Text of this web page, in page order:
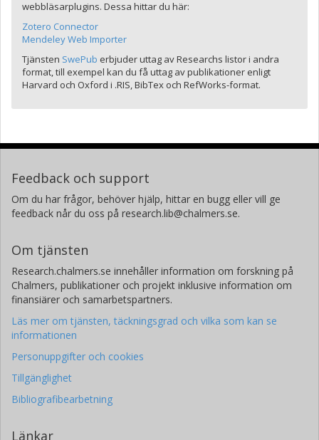
webbläsarplugins. Dessa hittar du här:
Zotero Connector
Mendeley Web Importer
Tjänsten SwePub erbjuder uttag av Researchs listor i andra
format, till exempel kan du få uttag av publikationer enligt
Harvard och Oxford i .RIS, BibTex och RefWorks-format.
Feedback och support
Om du har frågor, behöver hjälp, hittar en bugg eller vill ge
feedback når du oss på research.lib@chalmers.se.
Om tjänsten
Research.chalmers.se innehåller information om forskning på
Chalmers, publikationer och projekt inklusive information om
finansiärer och samarbetspartners.
Läs mer om tjänsten, täckningsgrad och vilka som kan se
informationen
Personuppgifter och cookies
Tillgänglighet
Bibliografibearbetning
Länkar